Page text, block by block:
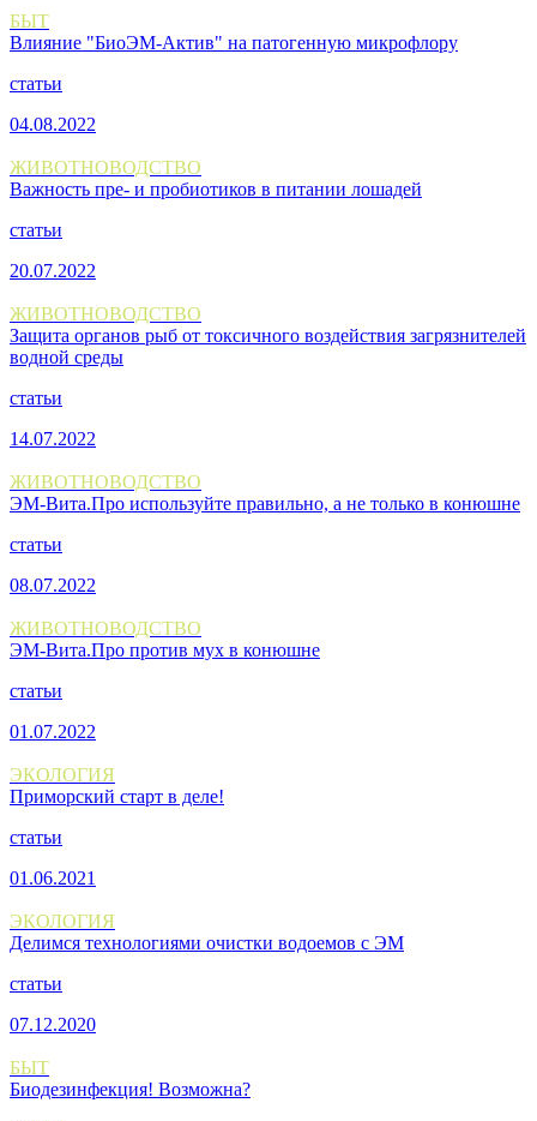
БЫТ
Влияние "БиоЭМ-Актив" на патогенную микрофлору
статьи
04.08.2022
ЖИВОТНОВОДСТВО
Важность пре- и пробиотиков в питании лошадей
статьи
20.07.2022
ЖИВОТНОВОДСТВО
Защита органов рыб от токсичного воздействия загрязнителей
водной среды
статьи
14.07.2022
ЖИВОТНОВОДСТВО
ЭМ-Вита.Про используйте правильно, а не только в конюшне
статьи
08.07.2022
ЖИВОТНОВОДСТВО
ЭМ-Вита.Про против мух в конюшне
статьи
01.07.2022
ЭКОЛОГИЯ
Приморский старт в деле!
статьи
01.06.2021
ЭКОЛОГИЯ
Делимся технологиями очистки водоемов с ЭМ
статьи
07.12.2020
БЫТ
Биодезинфекция! Возможна?